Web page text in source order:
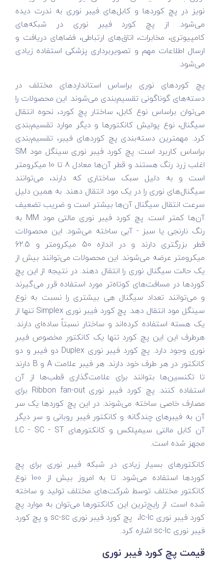
نویز در پچ کورد‌ها و کابل‌های فیبر نوری به ندرت دیده
می‌شود. از پچ کورد فیبر نوری در شبکه‌های
کامپیوتری، مخابرات، اتاق‌های ارتباطی، فضا‌های دریافت و
ارسال اطلاعات مهم و تصویر‌برداری پزشکی استفاده زیادی
می‌شود.
پچ کورد‌های نوری براساس استاندارد‌های مختلف در
دسته‌های گوناگونی تقسیم‌بندی می‌شوند. این محصولات را
می‌توان براساس نوع کابل، ساختار پچ کورد، نحوه انتقال
سیگنال، نوع پولیش کانکتور‌ها و دیگر موارد تقسیم‌بندی
کرد. مهمترین دسته‌بندی پچ کورد‌های فیبر، تقسیم‌بندی
براساس کاربرد است. پچ کورد فیبر نوری سینگل مود SM
اغلب زرد رنگ هستند و قطر آن‌ها معادل 8 تا 10 میکرومتر
است و به دلیل سبک ساختاری که دارند، می‌توانند
سیگنال‌های نوری را در یک مود انتقال دهند. به همین دلیل
سرعت انتقال سیگنال آن‌ها بیشتر است و ضریب تضعیف
آن‌ها کمتر است. پچ کورد فیبر نوری مالتی مود MM به
رنگ نارنجی یا سبز - آبی ساخته می‌شود. این محصولات
قطر بزرگتری دارند و در اندازه 50 میکرومتر و 62.5
میکرومتر عرضه می‌شوند. این محصولات می‌توانند بیش از
یک حالت سیگنال نوری را انتقال دهند. در نتیجه از این پچ
کورد‌ها در مسافت‌های کوتاه‌تر مورد استفاده قرر می‌گیرند
و می‌توانند تعداد سیگنال هی بیشتری را نسبت به نوع
سینگل مود انتقال دهد. پچ کورد فیبر نوری Simplex تنها از
یک هسته استفاده کرده‌اند و ساختار نسبتاً ساده‌ای دارند.
هرطرف این این پچ کورد تنها یک کانکتور مخصوص فیبر
نوری وجود دارد. پچ کورد فیبر نوری Duplex دو فیبر و دو
کانکتور در هر طرف خود دارند. هر فیبر علامت A و B دارند
تا تکنسین‌ها بتوانند برای علامت‌گذاری قطب‌ها از آن
استفاده کنند. پچ کورد فیبر نوری Ribbon fan-out برای
مصارف خاصی ساخته می‌شوند. در این پچ کورد‌ها یک سر
آن به فیبر‌های چندگانه و کانکتور فیبر روبانی و سر دیگر
آن کابل مالتی سیمپلکس و کانکتور‌های LC - SC - ST
مجهز شده است.
کانکتور‌های بسیار زیادی در شبکه فیبر نوری برای پچ
کورد‌ها استفاده می‌شود. تا به امروز بیش از 100 نوع
کانکتور مختلف توسط شرکت‌های مختلف تولید و ساخته
شده است. از رایج‌ترین این کانکتور‌ها می‌توان به موارد پچ
کورد فیبر نوری lc-lc، پچ کورد فیبر نوری sc-sc و پچ کورد
فیبر نوری sc-lc اشاره کرد.
قیمت پچ کورد فیبر نوری